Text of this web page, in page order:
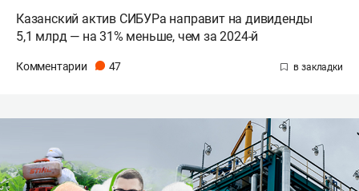
Казанский актив СИБУРа направит на дивиденды
5,1 млрд — на 31% меньше, чем за 2024-й
Комментарии 47